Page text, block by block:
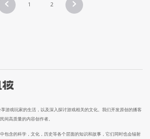
1 2
游戏玩家的生活，以及深入探讨游戏相关的文化。我们开发原创的播客
间高质量的内容创作者。
包含的科学，文化，历史等各个层面的知识和故事，它们同时也会辐射